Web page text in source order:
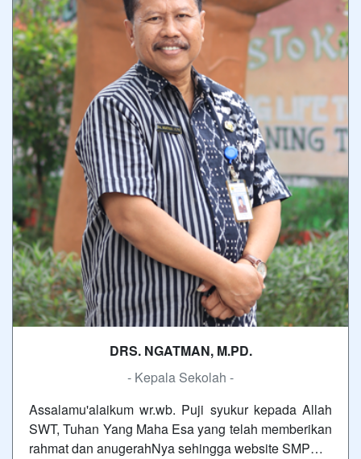
DRS. NGATMAN, M.PD.
- Kepala Sekolah -
Assalamu'alaikum wr.wb. Puji syukur kepada Allah
SWT, Tuhan Yang Maha Esa yang telah memberikan
rahmat dan anugerahNya sehingga website SMP…